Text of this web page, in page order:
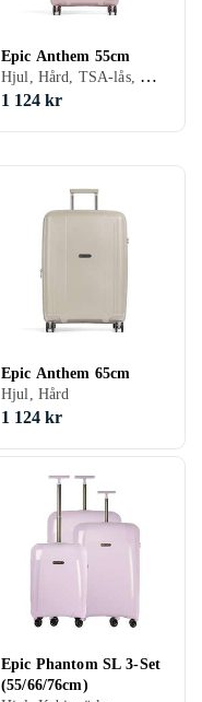
Epic Anthem 55cm
Hjul, Hård, TSA-lås, Kabinväska
1 124 kr
Epic Anthem 65cm
Hjul, Hård
1 124 kr
Epic Phantom SL 3-Set
(55/66/76cm)